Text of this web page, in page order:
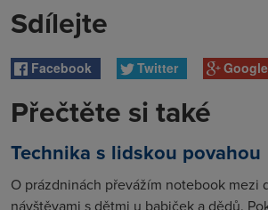
Sdílejte
Facebook Twitter
Přečtěte si také
Technika s lidskou povahou
O prázdninách převážím notebook mezi
návštěvami s dětmi u babiček a dědů.